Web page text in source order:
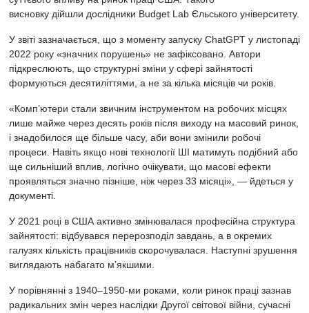
висновку дійшли дослідники Budget Lab Єльського університету.
У звіті зазначається, що з моменту запуску ChatGPT у листопаді
2022 року «значних порушень» не зафіксовано. Автори
підкреслюють, що структурні зміни у сфері зайнятості
формуються десятиліттями, а не за кілька місяців чи років.
«Комп’ютери стали звичним інструментом на робочих місцях
лише майже через десять років після виходу на масовий ринок,
і знадобилося ще більше часу, аби вони змінили робочі
процеси. Навіть якщо нові технології ШІ матимуть подібний або
ще сильніший вплив, логічно очікувати, що масові ефекти
проявляться значно пізніше, ніж через 33 місяці», — йдеться у
документі.
У 2021 році в США активно змінювалася професійна структура
зайнятості: відбувався перерозподіл завдань, а в окремих
галузях кількість працівників скорочувалася. Наступні зрушення
виглядають набагато м’якшими.
У порівнянні з 1940–1950-ми роками, коли ринок праці зазнав
радикальних змін через наслідки Другої світової війни, сучасні